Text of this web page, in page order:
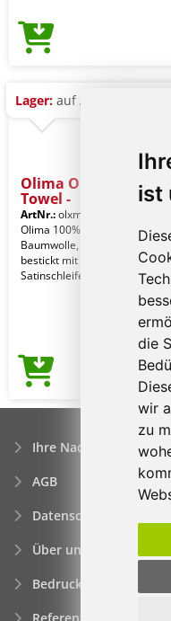
ist
die
wir
zu
Lager: auf Anfrage
Olima Olima
Towel -
ArtNr.:olxmas06sa-45x70
Olima 100% ringgesponnene 16/1-
Baumwolle, hochwertiges
bestickt mit
Satinschleife. Weicher un
Ihre Nachfrage
AGB
Datenschutzerklärung
Über uns
Bedrucken von
Referenzen